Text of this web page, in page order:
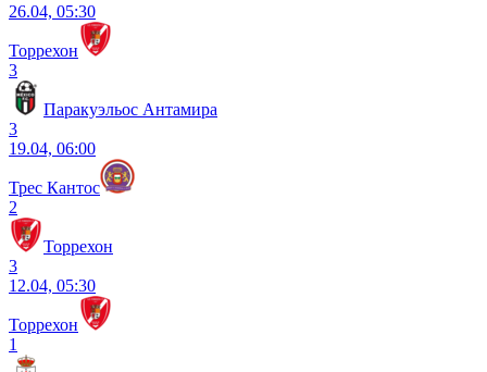
26.04, 05:30
Торрехон
3
Паракуэльос Антамира
3
19.04, 06:00
Трес Кантос
2
Торрехон
3
12.04, 05:30
Торрехон
1